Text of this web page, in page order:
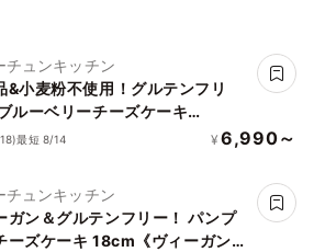
チュンキッチン
&小麦粉不使用！グルテンフリ
ルーベリーチーズケーキ
ヴィーガンスイーツ・ヴィーガ
最短 8/14 ¥ 6,990～
チュンキッチン
ガン＆グルテンフリー！ パンプ
ーズケーキ 18cm《ヴィーガンス